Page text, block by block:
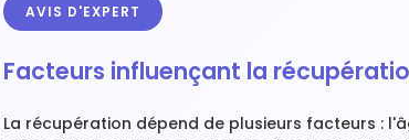
AVIS D'EXPERT
Facteurs influençant la
La récupération dépend de plusieurs facteurs :